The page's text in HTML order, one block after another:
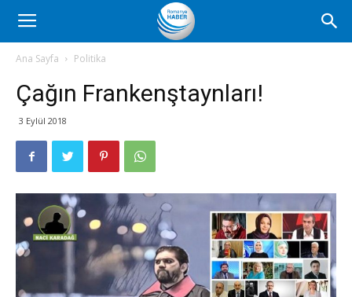
Romanya
Haber
Ana Sayfa Politika
Çağın Frankenştaynları!
3 Eylül 2018